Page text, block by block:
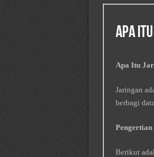
Apa
Apa Itu
Jaringan
berbagi
Berikut